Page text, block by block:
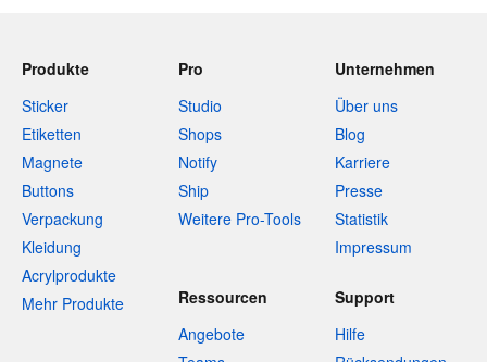
Produkte
Sticker
Etiketten
Magnete
Buttons
Verpackung
Kleidung
Acrylprodukte
Mehr Produkte
Pro
Studio
Shops
Notify
Ship
Weitere Pro-Tools
Unternehmen
Über uns
Blog
Karriere
Presse
Statistik
Impressum
Ressourcen
Angebote
Support
Hilfe